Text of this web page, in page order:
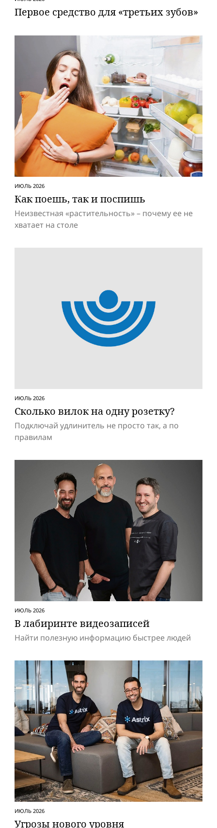
Первое средство для «третьих зубов»
ИЮЛЬ 2026
Как поешь, так и поспишь
Неизвестная «растительность» – почему ее не
хватает на столе
ИЮЛЬ 2026
Сколько вилок на одну розетку?
Подключай удлинитель не просто так, а по
правилам
ИЮЛЬ 2026
В лабиринте видеозаписей
Найти полезную информацию быстрее людей
ИЮЛЬ 2026
Угрозы нового уровня